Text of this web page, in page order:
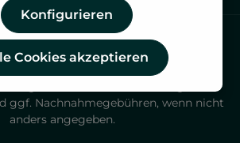
ggf. Nachnahmegebühren, wenn nicht
anders angegeben.
Konfigurieren
Cookies akzeptieren